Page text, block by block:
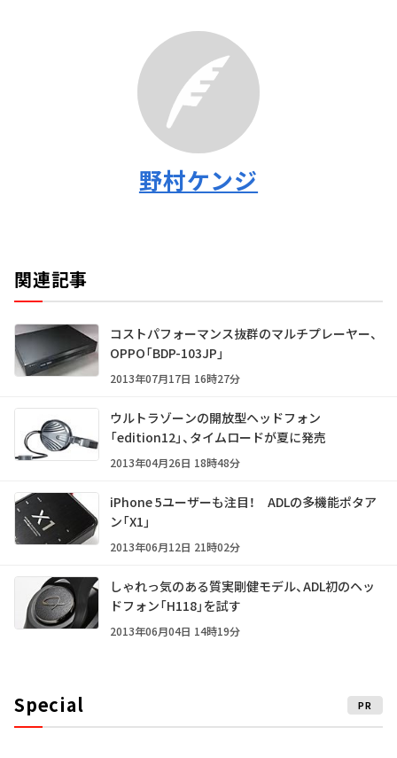
野村ケンジ
関連記事
コストパフォーマンス抜群のマルチプレーヤー、
OPPO「BDP-103JP」
2013年07月17日 16時27分
ウルトラゾーンの開放型ヘッドフォン
「edition12」、タイムロードが夏に発売
2013年04月26日 18時48分
iPhone 5ユーザーも注目！ ADLの多機能ポタア
ン「X1」
2013年06月12日 21時02分
しゃれっ気のある質実剛健モデル、ADL初のヘッ
ドフォン「H118」を試す
2013年06月04日 14時19分
Special PR